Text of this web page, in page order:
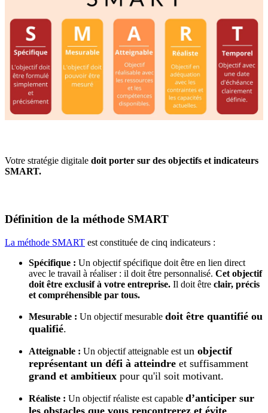
Votre stratégie digitale doit porter sur des objectifs et indicateurs
SMART.
Définition de la méthode SMART
La méthode SMART est constituée de cinq indicateurs :
Spécifique : Un objectif spécifique doit être en lien direct
avec le travail à réaliser : il doit être personnalisé. Cet objectif
doit être exclusif à votre entreprise. Il doit être clair, précis
et compréhensible par tous.
Mesurable : Un objectif mesurable doit être quantifié ou
qualifié.
Atteignable : Un objectif atteignable est un objectif
représentant un défi à atteindre et suffisamment
grand et ambitieux pour qu'il soit motivant.
Réaliste : Un objectif réaliste est capable d’anticiper sur
les obstacles que vous rencontrerez et évite